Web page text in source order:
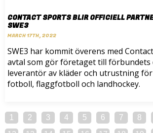
CONTACT SPORTS BLIR OFFICIELL
SWE3
MARCH 17TH, 2022
SWE3 har kommit överens med
avtal som gör företaget till förbundets
leverantör av kläder och utrustning
fotboll, flaggfotboll och landhockey.
1 2 3 4 5 6 7 8